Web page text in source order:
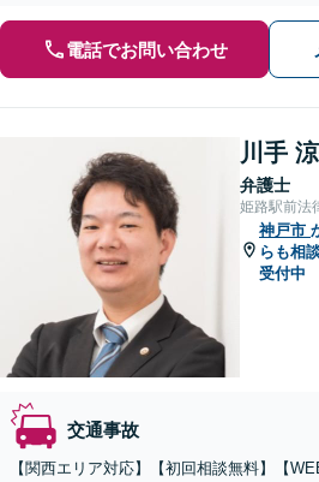
電話でお問い合わせ
川手
弁護士
姫路駅前法
神戸市
らも相
受付中
交通事故
【関西エリア対応】【初回相談無料】【